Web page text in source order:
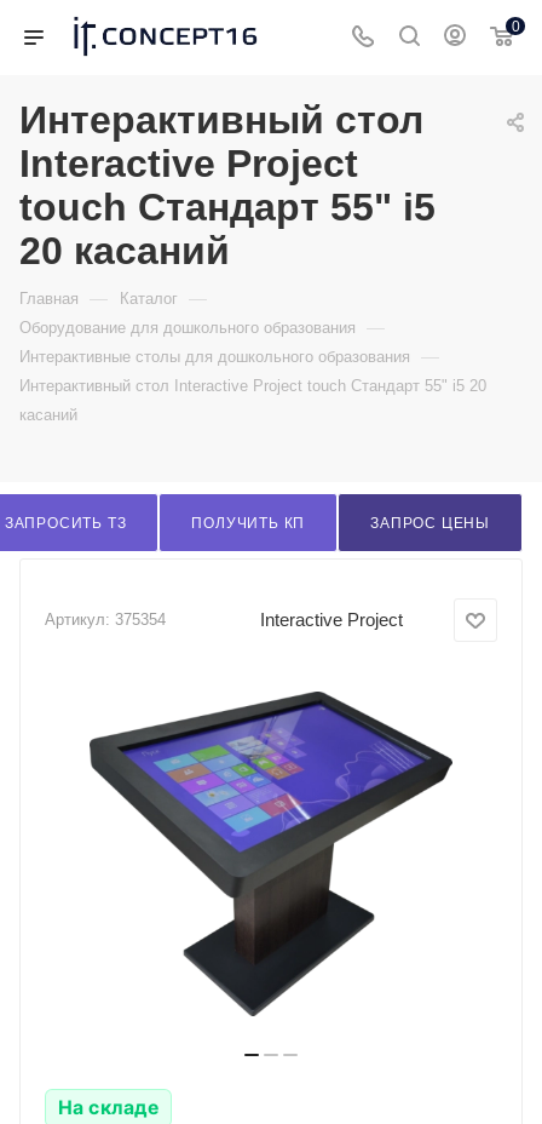
0
Интерактивный стол
Interactive Project
touch Стандарт 55" i5
20 касаний
Главная — Каталог —
Оборудование для дошкольного образования —
Интерактивные столы для дошкольного образования —
Интерактивный стол Interactive Project touch Стандарт 55" i5 20
касаний
ЗАПРОСИТЬ ТЗ ПОЛУЧИТЬ КП ЗАПРОС ЦЕНЫ
Артикул: 375354 Interactive Project
На складе